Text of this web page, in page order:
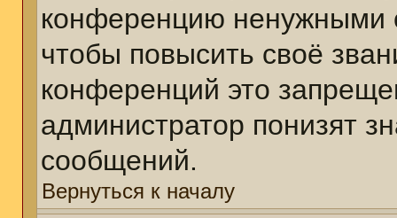
конференцию ненужными
чтобы повысить своё
конференций это
администратор понизят
сообщений.
Вернуться к началу